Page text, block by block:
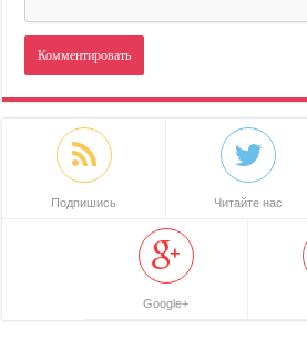
Подпишись Читайте нас
Google+